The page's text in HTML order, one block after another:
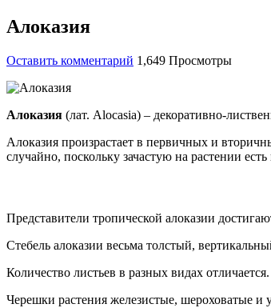
Алоказия
Оставить комментарий 1,649 Просмотры
Алоказия (лат. Alocasia) – декоративно-
Алоказия произрастает в первичных и
случайно, поскольку зачастую на растении
Представители тропической алоказии
Стебель алоказии весьма толстый,
Количество листьев в разных видах
Черешки растения железистые, шероховатые и